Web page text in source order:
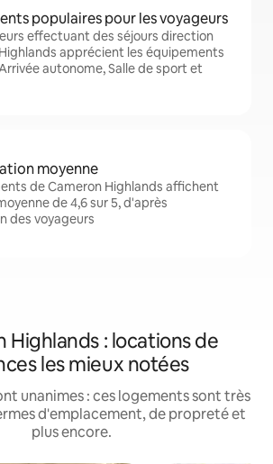
populaires pour les voyageurs
effectuant des séjours direction
apprécient les équipements
autonome, Salle de sport et
moyenne
de Cameron Highlands affichent
de 4,6 sur 5, d'après
des voyageurs
Highlands : locations de
les mieux notées
unanimes : ces logements sont très
d'emplacement, de propreté et
plus encore.